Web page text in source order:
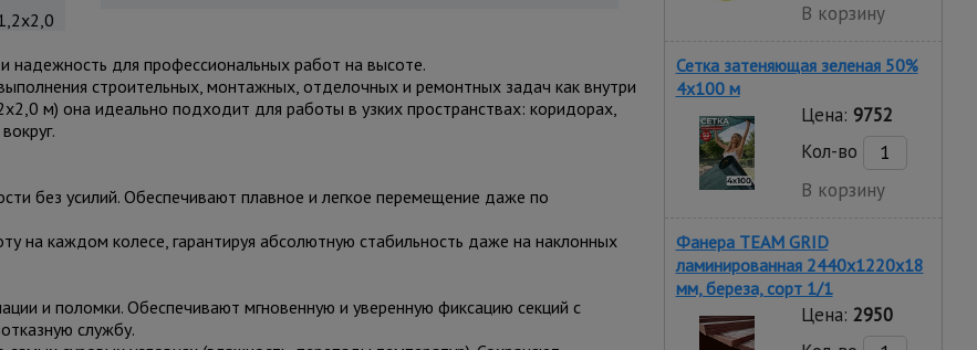
для профессиональных работ на высоте.
строительных, монтажных, отделочных и ремонтных задач как внутри
м) она идеально подходит для работы в узких пространствах: коридорах,
без усилий. Обеспечивают плавное и легкое перемещение даже по
на каждом колесе, гарантируя абсолютную стабильность даже на наклонных
и поломки. Обеспечивают мгновенную и уверенную фиксацию секций с
службу.
В корзину
Сетка затеняющая зеленая 50%
4х100 м
Цена: 9752
Кол-во
В корзину
Фанера TEAM GRID
ламинированная 2440х1220х18
мм, береза, сорт 1/1
Цена: 2950